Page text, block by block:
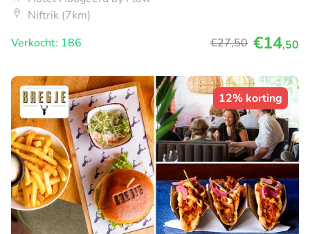
Niftrik (7km)
Verkocht: 186
€27,50 €14,50
12% korting